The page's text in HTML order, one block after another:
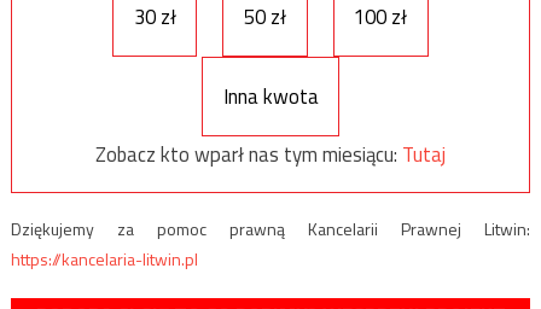
30 zł
50 zł 100 zł
Inna kwota
Zobacz kto wparł nas tym miesiącu: Tutaj
Dziękujemy za pomoc prawną Kancelarii Prawnej Litwin:
https://kancelaria-litwin.pl